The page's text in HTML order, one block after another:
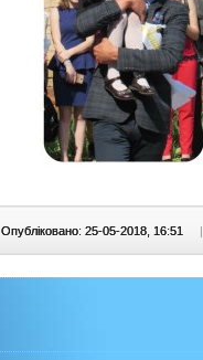
Опубліковано: 25-05-2018, 16:51 |